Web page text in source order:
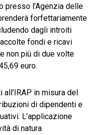
presso l’Agenzia delle
forfettariamente
dagli introiti
fondi e ricavi
non più di due volte
euro.
in misura del
di dipendenti e
L’applicazione
di natura